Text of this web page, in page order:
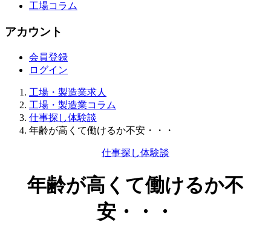
工場コラム
アカウント
会員登録
ログイン
工場・製造業求人
工場・製造業コラム
仕事探し体験談
年齢が高くて働けるか不安・・・
仕事探し体験談
年齢が高くて働けるか不
安・・・